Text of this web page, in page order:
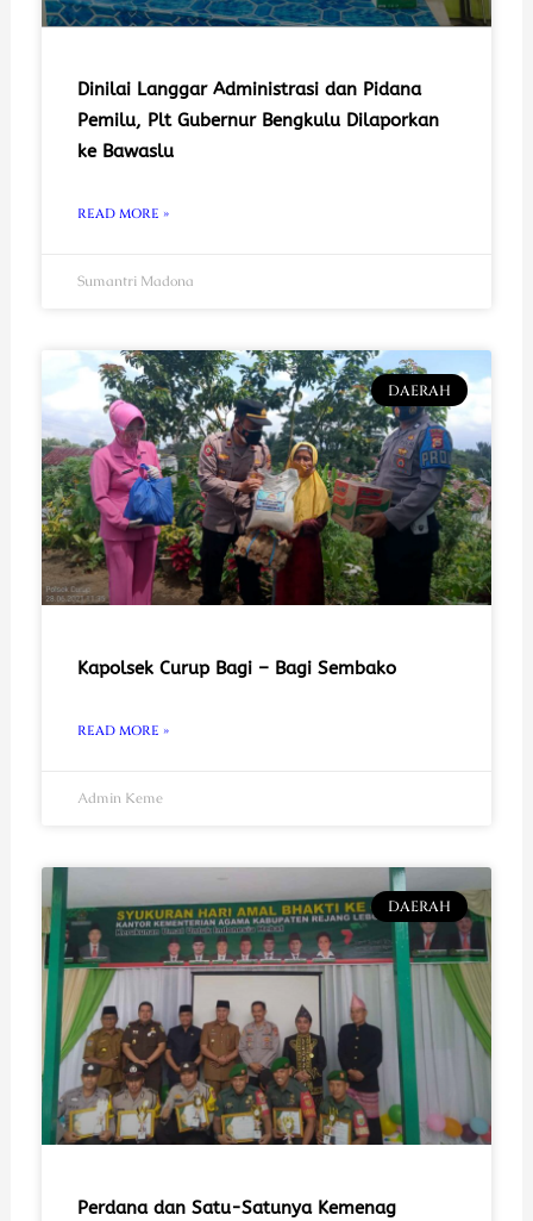
Dinilai Langgar Administrasi dan Pidana
Pemilu, Plt Gubernur Bengkulu Dilaporkan
ke Bawaslu
READ MORE »
Sumantri Madona
DAERAH
Kapolsek Curup Bagi – Bagi Sembako
READ MORE »
Admin Keme
DAERAH
Perdana dan Satu-Satunya Kemenag